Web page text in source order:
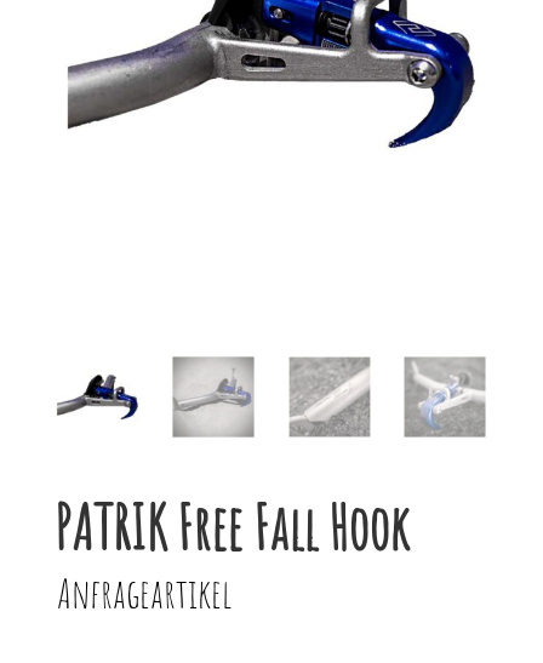
PATRIK Free Fall Hook
Anfrageartikel